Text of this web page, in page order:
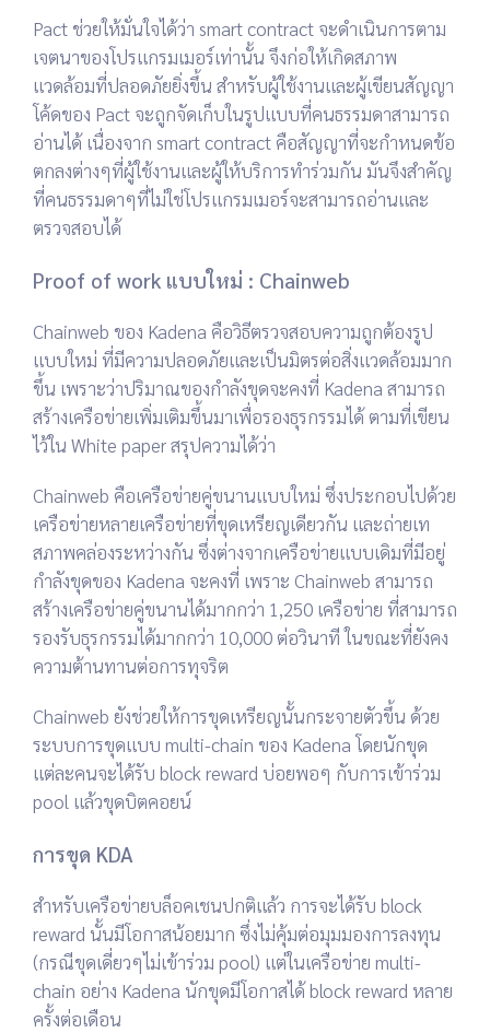
Pact ช่วยให้มั่นใจได้ว่า smart contract จะดำเนินการตาม
เจตนาของโปรแกรมเมอร์เท่านั้น จึงก่อให้เกิดสภาพ
แวดล้อมที่ปลอดภัยยิ่งขึ้น สำหรับผู้ใช้งานและผู้เขียนสัญญา
โค้ดของ Pact จะถูกจัดเก็บในรูปแบบที่คนธรรมดาสามารถ
อ่านได้ เนื่องจาก smart contract คือสัญญาที่จะกำหนดข้อ
ตกลงต่างๆที่ผู้ใช้งานและผู้ให้บริการทำร่วมกัน มันจึงสำคัญ
ที่คนธรรมดาๆที่ไม่ใช่โปรแกรมเมอร์จะสามารถอ่านและ
ตรวจสอบได้
Proof of work แบบใหม่ : Chainweb
Chainweb ของ Kadena คือวิธีตรวจสอบความถูกต้องรูป
แบบใหม่ ที่มีความปลอดภัยและเป็นมิตรต่อสิ่งแวดล้อมมาก
ขึ้น เพราะว่าปริมาณของกำลังขุดจะคงที่ Kadena สามารถ
สร้างเครือข่ายเพิ่มเติมขึ้นมาเพื่อรองธุรกรรมได้ ตามที่เขียน
ไว้ใน White paper สรุปความได้ว่า
Chainweb คือเครือข่ายคู่ขนานแบบใหม่ ซึ่งประกอบไปด้วย
เครือข่ายหลายเครือข่ายที่ขุดเหรียญเดียวกัน และถ่ายเท
สภาพคล่องระหว่างกัน ซึ่งต่างจากเครือข่ายแบบเดิมที่มีอยู่
กำลังขุดของ Kadena จะคงที่ เพราะ Chainweb สามารถ
สร้างเครือข่ายคู่ขนานได้มากกว่า 1,250 เครือข่าย ที่สามารถ
รองรับธุรกรรมได้มากกว่า 10,000 ต่อวินาที ในขณะที่ยังคง
ความต้านทานต่อการทุจริต
Chainweb ยังช่วยให้การขุดเหรียญนั้นกระจายตัวขึ้น ด้วย
ระบบการขุดแบบ multi-chain ของ Kadena โดยนักขุด
แต่ละคนจะได้รับ block reward บ่อยพอๆ กับการเข้าร่วม
pool แล้วขุดบิตคอยน์
การขุด KDA
สำหรับเครือข่ายบล็อคเชนปกติแล้ว การจะได้รับ block
reward นั้นมีโอกาสน้อยมาก ซึ่งไม่คุ้มต่อมุมมองการลงทุน
(กรณีขุดเดี่ยวๆไม่เข้าร่วม pool) แต่ในเครือข่าย multi-
chain อย่าง Kadena นักขุดมีโอกาสได้ block reward หลาย
ครั้งต่อเดือน